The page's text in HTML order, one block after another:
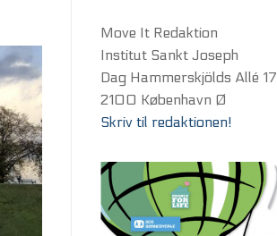
Move It Redaktion
Institut Sankt Joseph
Dag Hammerskjölds Allé 17
2100 København Ø
Skriv til redaktionen!